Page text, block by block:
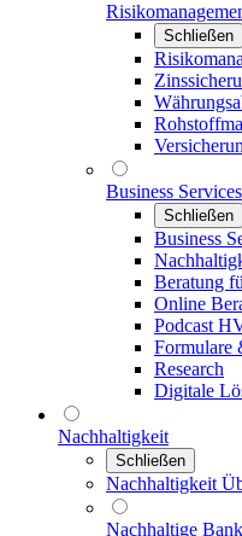
Schließen
Business
Schließen
Business
Beratung
Online
Podcast
Formulare
Research
Digitale
Nachhaltigkeit
Schließen
Nachhaltigkeit
Nachhaltige Bank